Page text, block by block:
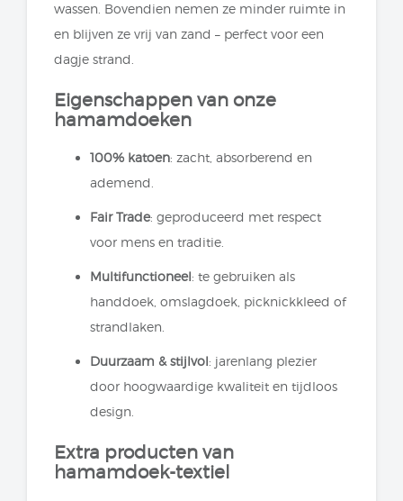
wassen. Bovendien nemen ze minder ruimte in
en blijven ze vrij van zand – perfect voor een
dagje strand.
Eigenschappen van onze
hamamdoeken
100% katoen: zacht, absorberend en
ademend.
Fair Trade: geproduceerd met respect
voor mens en traditie.
Multifunctioneel: te gebruiken als
handdoek, omslagdoek, picknickkleed of
strandlaken.
Duurzaam & stijlvol: jarenlang plezier
door hoogwaardige kwaliteit en tijdloos
design.
Extra producten van
hamamdoek-textiel